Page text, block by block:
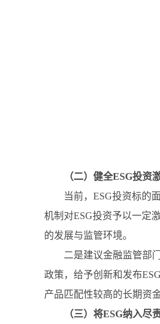
（二）健全ESG投资
当前，ESG投资标的
机制对ESG投资予以一定
的发展与监管环境。
二是建议金融监管部
政策，给予创新和发布
产品匹配性较高的长期资
（三）将ESG纳入尽